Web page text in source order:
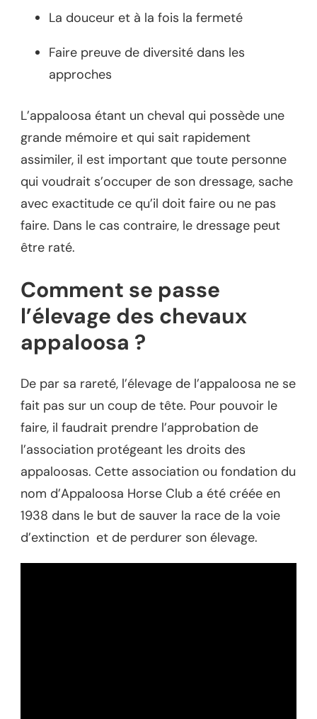
La douceur et à la fois la fermeté
Faire preuve de diversité dans les
approches
L’appaloosa étant un cheval qui possède une
grande mémoire et qui sait rapidement
assimiler, il est important que toute personne
qui voudrait s’occuper de son dressage, sache
avec exactitude ce qu’il doit faire ou ne pas
faire. Dans le cas contraire, le dressage peut
être raté.
Comment se passe
l’élevage des chevaux
appaloosa ?
De par sa rareté, l’élevage de l’appaloosa ne se
fait pas sur un coup de tête. Pour pouvoir le
faire, il faudrait prendre l’approbation de
l’association protégeant les droits des
appaloosas. Cette association ou fondation du
nom d’Appaloosa Horse Club a été créée en
1938 dans le but de sauver la race de la voie
d’extinction et de perdurer son élevage.